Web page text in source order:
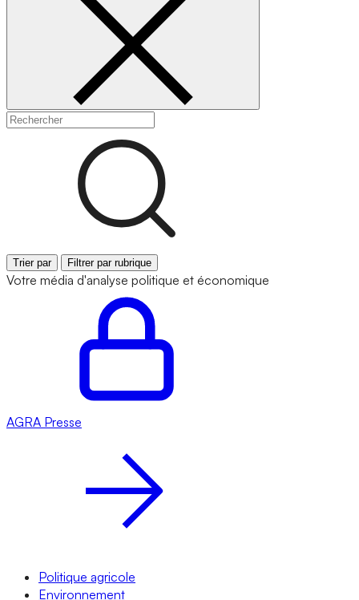
Trier par Filtrer par rubrique
Votre média d'analyse politique et économique
AGRA Presse
Politique agricole
Environnement